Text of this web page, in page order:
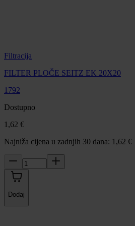
Filtracija
FILTER PLOČE SEITZ EK 20X20
1792
Dostupno
1,62 €
Najniža cijena u zadnjih 30 dana: 1,62 €
Dodaj